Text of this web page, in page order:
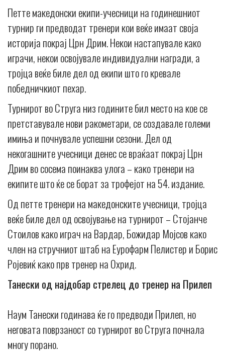
Петте македонски екипи-учесници на годинешниот
турнир ги предводат тренери кои веќе имаат своја
историја покрај Црн Дрим. Некои настапувале како
играчи, некои освојувале индивидуални награди, а
тројца веќе биле дел од екипи што го кревале
победничкиот пехар.
Турнирот во Струга низ годините бил место на кое се
претставувале нови ракометари, се создавале големи
имиња и почнувале успешни сезони. Дел од
некогашните учесници денес се враќаат покрај Црн
Дрим во сосема поинаква улога – како тренери на
екипите што ќе се борат за трофејот на 54. издание.
Од петте тренери на македонските учесници, тројца
веќе биле дел од освојување на турнирот – Стојанче
Стоилов како играч на Вардар, Божидар Мојсов како
член на стручниот штаб на Еурофарм Пелистер и Борис
Ројевиќ како прв тренер на Охрид.
Танески од најдобар стрелец до тренер на Прилеп
Наум Танески годинава ќе го предводи Прилеп, но
неговата поврзаност со турнирот во Струга почнала
многу порано.